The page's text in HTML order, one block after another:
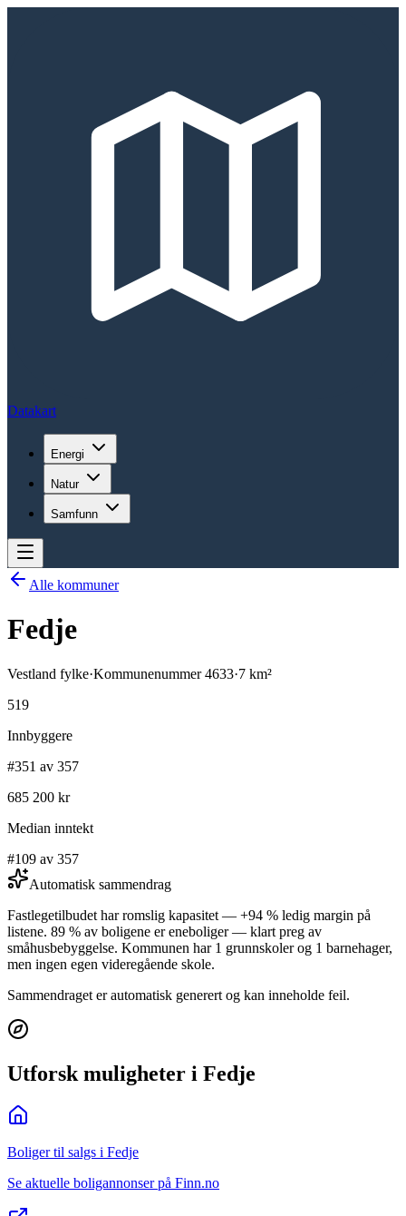
Datakart
Energi
Natur
Samfunn
Alle kommuner
Fedje
Vestland fylke·Kommunenummer4633·7 km²
519
Innbyggere
#351 av 357
685 200 kr
Median inntekt
#109 av 357
Automatisk sammendrag
Fastlegetilbudet har romslig kapasitet — +94 % ledig margin på
listene. 89 % av boligene er eneboliger — klart preg av
småhusbebyggelse. Kommunen har 1 grunnskoler og 1 barnehager,
men ingen egen videregående skole.
Sammendraget er automatisk generert og kan inneholde feil.
Utforsk muligheter i Fedje
Boliger til salgs i Fedje
Se aktuelle boligannonser på Finn.no